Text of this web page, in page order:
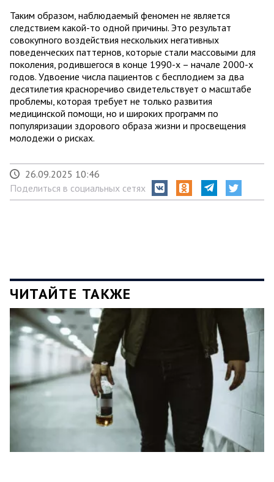
Таким образом, наблюдаемый феномен не является
следствием какой-то одной причины. Это результат
совокупного воздействия нескольких негативных
поведенческих паттернов, которые стали массовыми для
поколения, родившегося в конце 1990-х – начале 2000-х
годов. Удвоение числа пациентов с бесплодием за два
десятилетия красноречиво свидетельствует о масштабе
проблемы, которая требует не только развития
медицинской помощи, но и широких программ по
популяризации здорового образа жизни и просвещения
молодежи о рисках.
26.09.2025 10:46
Поделиться в социальных сетях
ЧИТАЙТЕ ТАКЖЕ